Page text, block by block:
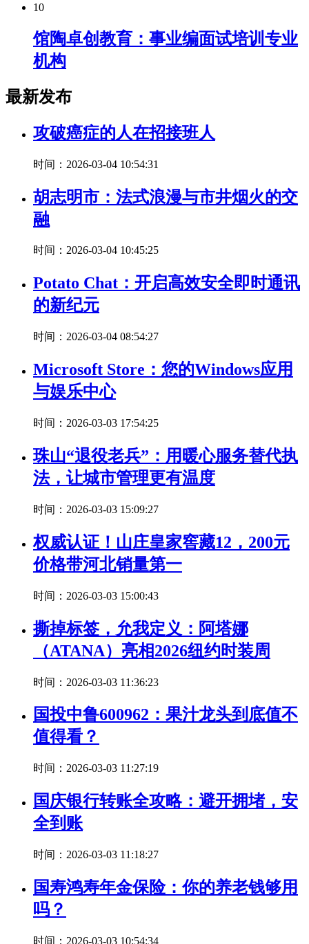
10
馆陶卓创教育：事业编面试培训专业
机构
最新发布
攻破癌症的人在招接班人
时间：2026-03-04 10:54:31
胡志明市：法式浪漫与市井烟火的交
融
时间：2026-03-04 10:45:25
Potato Chat：开启高效安全即时通讯
的新纪元
时间：2026-03-04 08:54:27
Microsoft Store：您的Windows应用
与娱乐中心
时间：2026-03-03 17:54:25
珠山“退役老兵”：用暖心服务替代执
法，让城市管理更有温度
时间：2026-03-03 15:09:27
权威认证！山庄皇家窖藏12，200元
价格带河北销量第一
时间：2026-03-03 15:00:43
撕掉标签，允我定义：阿塔娜
（ATANA）亮相2026纽约时装周
时间：2026-03-03 11:36:23
国投中鲁600962：果汁龙头到底值不
值得看？
时间：2026-03-03 11:27:19
国庆银行转账全攻略：避开拥堵，安
全到账
时间：2026-03-03 11:18:27
国寿鸿寿年金保险：你的养老钱够用
吗？
时间：2026-03-03 10:54:34